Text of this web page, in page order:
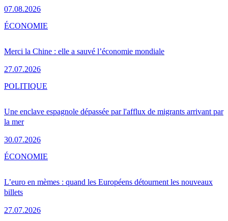
07.08.2026
Merci la Chine : elle a sauvé l’économie mondiale
27.07.2026
ÉCONOMIE
Une enclave espagnole dépassée par l'afflux de migrants arrivant par
la mer
30.07.2026
POLITIQUE
L’euro en mèmes : quand les Européens détournent les nouveaux
billets
27.07.2026
ÉCONOMIE